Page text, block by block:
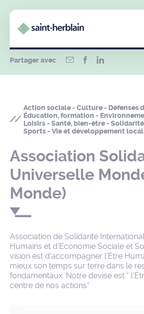
Partager avec
Action sociale - Culture - Défenses
Éducation, formation -
Loisirs - Santé, bien-être -
Sports - Vie et développement local
Association
Universelle
Monde)
Association de Solidarité
Humains et d'Economie Sociale et
vision est d'accompagner l’Etre
mieux son temps sur terre dans le
fondamentaux. Notre devise est “
centre de nos actions”